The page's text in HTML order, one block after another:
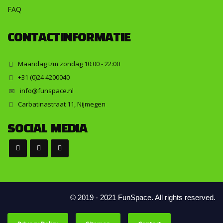
FAQ
CONTACTINFORMATIE
Maandag t/m zondag 10:00 - 22:00
+31 (0)24 4200040
info@funspace.nl
Carbatinastraat 11, Nijmegen
SOCIAL MEDIA
© 2019 - 2021 FunSpace. All rights reserved.